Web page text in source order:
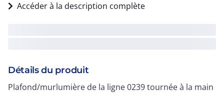
Accéder à la description complète
Détails du produit
Plafond/murlumière de la ligne 0239 tournée à la main